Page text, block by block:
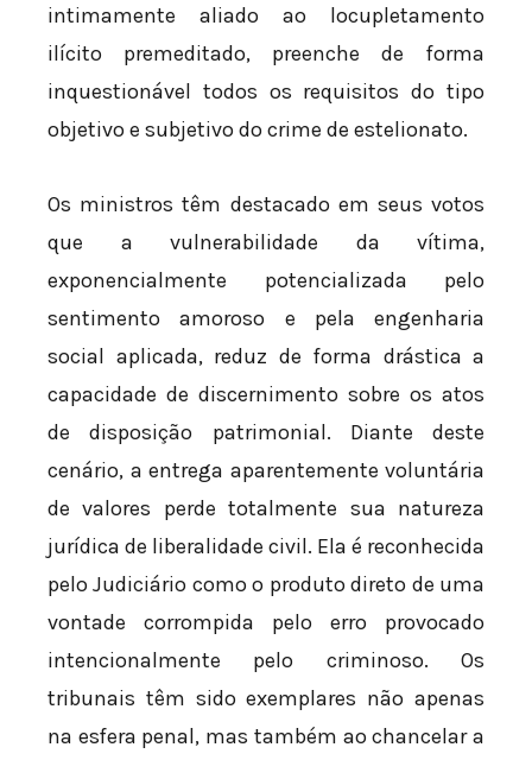
intimamente aliado ao locupletamento
ilícito premeditado, preenche de forma
inquestionável todos os requisitos do tipo
objetivo e subjetivo do crime de estelionato.
Os ministros têm destacado em seus votos
que a vulnerabilidade da vítima,
exponencialmente potencializada pelo
sentimento amoroso e pela engenharia
social aplicada, reduz de forma drástica a
capacidade de discernimento sobre os atos
de disposição patrimonial. Diante deste
cenário, a entrega aparentemente voluntária
de valores perde totalmente sua natureza
jurídica de liberalidade civil. Ela é reconhecida
pelo Judiciário como o produto direto de uma
vontade corrompida pelo erro provocado
intencionalmente pelo criminoso. Os
tribunais têm sido exemplares não apenas
na esfera penal, mas também ao chancelar a